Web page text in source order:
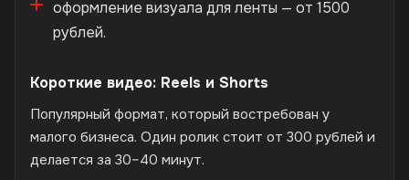
оформление визуала для ленты — от 1500
рублей.
Короткие видео: Reels и Shorts
Популярный формат, который востребован у
малого бизнеса. Один ролик стоит от 300 рублей и
делается за 30–40 минут.